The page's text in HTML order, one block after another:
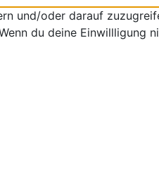
und/oder darauf
du deine Einwillligung